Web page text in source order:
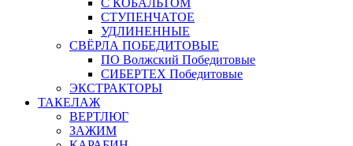
С КОБАЛЬТОМ
СТУПЕНЧАТОЕ
УДЛИНЕННЫЕ
СВЁРЛА ПОБЕДИТОВЫЕ
ПО Волжский Победитовые
СИБЕРТЕХ Победитовые
ЭКСТРАКТОРЫ
ТАКЕЛАЖ
ВЕРТЛЮГ
ЗАЖИМ